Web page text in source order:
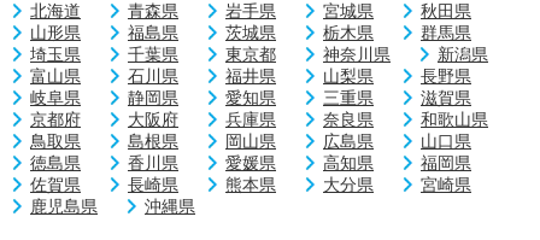
北海道 青森県 岩手県 宮城県
秋田県
山形県
福島県 茨城県 栃木県
群馬県
埼玉県
千葉県 東京都 神奈川県
新潟県
富山県
石川県 福井県 山梨県
長野県
岐阜県
静岡県 愛知県 三重県
滋賀県
京都府
大阪府 兵庫県 奈良県
和歌山県
鳥取県
島根県 岡山県 広島県
山口県
徳島県
香川県 愛媛県 高知県
福岡県
佐賀県
長崎県 熊本県 大分県
宮崎県
鹿児島県
沖縄県